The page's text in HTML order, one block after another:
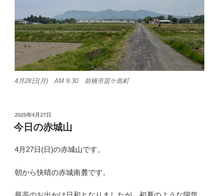
4月28日(月) AM 9:30 前橋市苗ケ島町
投
稿
日:
2025年4月27日
今日の赤城山
4月27日(日)の赤城山です。
朝から快晴の赤城南麓です。